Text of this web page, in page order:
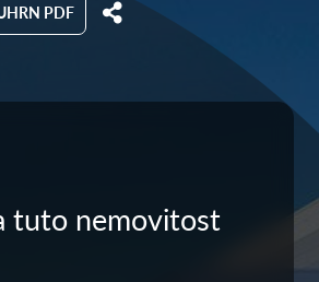
PDF
tuto nemovitost